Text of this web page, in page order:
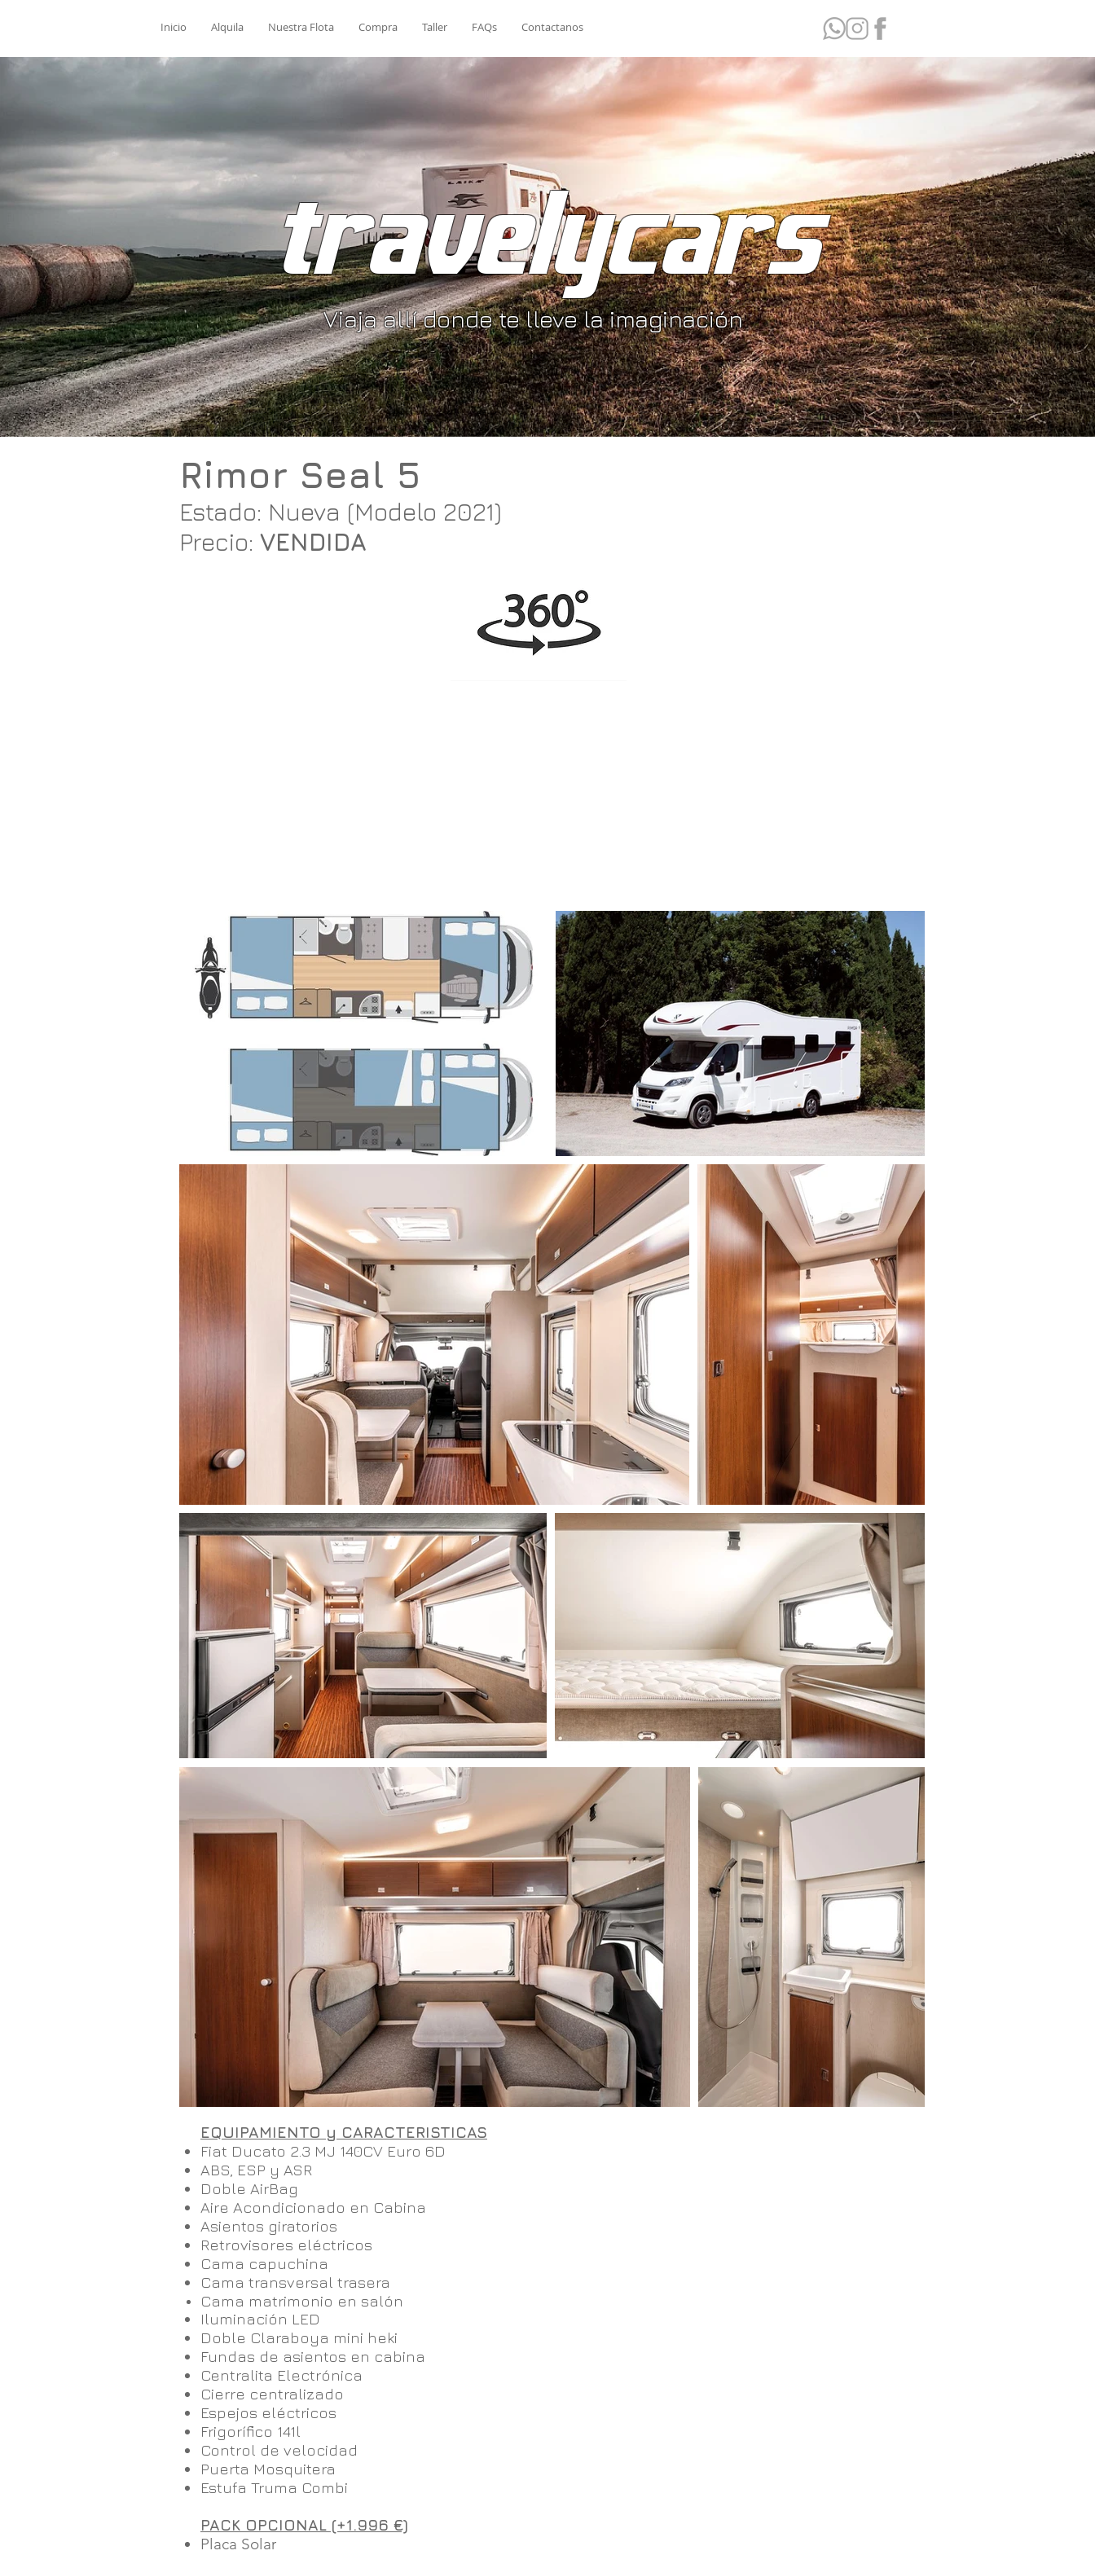
Inicio Alquila Nuestra Flota Compra Taller FAQs Contactanos
travelycars
Viaja allí donde te lleve la imaginación
Rimor Seal 5
Estado: Nueva (Modelo 2021)
Precio: VENDIDA
EQUIPAMIENTO y CARACTERISTICAS
Fiat Ducato 2.3 MJ 140CV Euro 6D
ABS, ESP y ASR
Doble AirBag
Aire Acondicionado en Cabina
Asientos giratorios
Retrovisores eléctricos
Cama capuchina
Cama transversal trasera
Cama matrimonio en salón
Iluminación LED
Doble Claraboya mini heki
Fundas de asientos en cabina
Centralita Electrónica
Cierre centralizado
Espejos eléctricos
Frigorífico 141l
Control de velocidad
Puerta Mosquitera
Estufa Truma Combi
PACK OPCIONAL (+1.996 €)
Placa Solar